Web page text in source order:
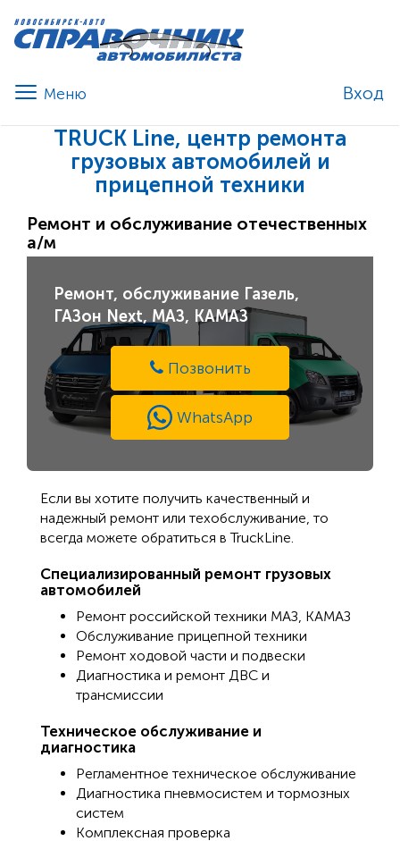
Вход
TRUCK Line, центр ремонта
грузовых автомобилей и
прицепной техники
Ремонт и обслуживание отечественных
а/м
Ремонт, обслуживание Газель,
ГАЗон Next, МАЗ, КАМАЗ
Позвонить
WhatsApp
Если вы хотите получить качественный и
надежный ремонт или техобслуживание, то
всегда можете обратиться в TruckLine.
Специализированный ремонт грузовых
автомобилей
Ремонт российской техники МАЗ, КАМАЗ
Обслуживание прицепной техники
Ремонт ходовой части и подвески
Диагностика и ремонт ДВС и
трансмиссии
Техническое обслуживание и
диагностика
Регламентное техническое обслуживание
Диагностика пневмосистем и тормозных
систем
Комплексная проверка